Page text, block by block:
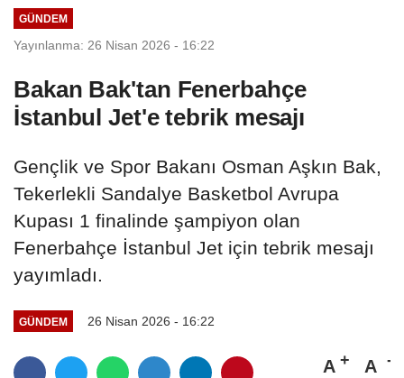
GÜNDEM
Yayınlanma: 26 Nisan 2026 - 16:22
Bakan Bak'tan Fenerbahçe
İstanbul Jet'e tebrik mesajı
Gençlik ve Spor Bakanı Osman Aşkın Bak,
Tekerlekli Sandalye Basketbol Avrupa
Kupası 1 finalinde şampiyon olan
Fenerbahçe İstanbul Jet için tebrik mesajı
yayımladı.
GÜNDEM 26 Nisan 2026 - 16:22
A A